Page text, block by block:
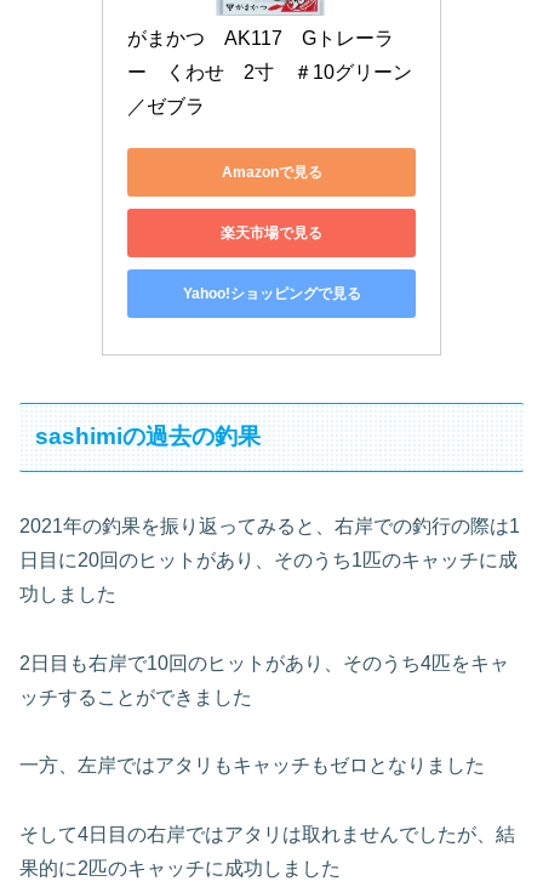
がまかつ　AK117　Gトレーラ
ー　くわせ　2寸　＃10グリーン
／ゼブラ
Amazonで見る
楽天市場で見る
Yahoo!ショッピングで見る
sashimiの過去の釣果
2021年の釣果を振り返ってみると、右岸での釣行の際は1
日目に20回のヒットがあり、そのうち1匹のキャッチに成
功しました
2日目も右岸で10回のヒットがあり、そのうち4匹をキャ
ッチすることができました
一方、左岸ではアタリもキャッチもゼロとなりました
そして4日目の右岸ではアタリは取れませんでしたが、結
果的に2匹のキャッチに成功しました